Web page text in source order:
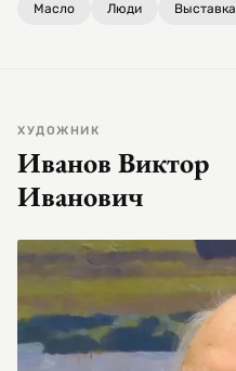
Масло Люди Выставка
ХУДОЖНИК
Иванов Виктор
Иванович